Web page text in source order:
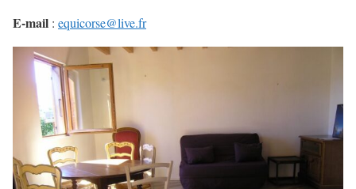
E-mail : equicorse@live.fr